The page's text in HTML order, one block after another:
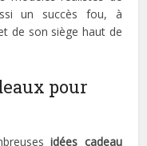
un succès fou, à
de son siège haut de
pour
idées cadeau